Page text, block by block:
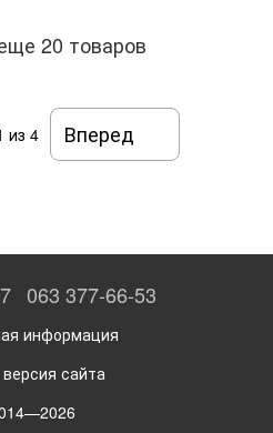
20 товаров
из 4 Вперед
063 377-66-53
информация
сайта